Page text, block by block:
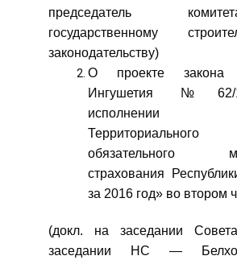
председатель
государственному
законодательству)
О проекте закона
Ингушетия
исполнении
обязательного
страхования
за 2016 год» во втором
(докл. на заседании
заседании НС —